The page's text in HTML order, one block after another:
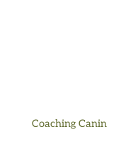
Coaching Canin